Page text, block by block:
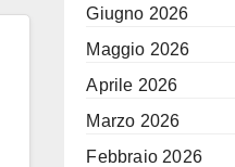
Giugno 2026
Maggio 2026
Aprile 2026
Marzo 2026
Febbraio 2026